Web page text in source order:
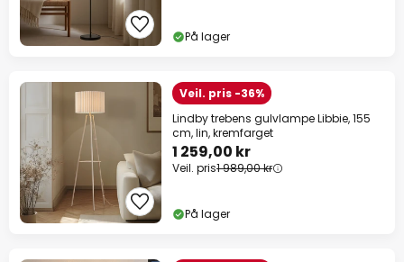
På lager
Veil. pris -36%
Lindby trebens gulvlampe Libbie, 155
cm, lin, kremfarget
1 259,00 kr
Veil. pris1 989,00 kr
På lager